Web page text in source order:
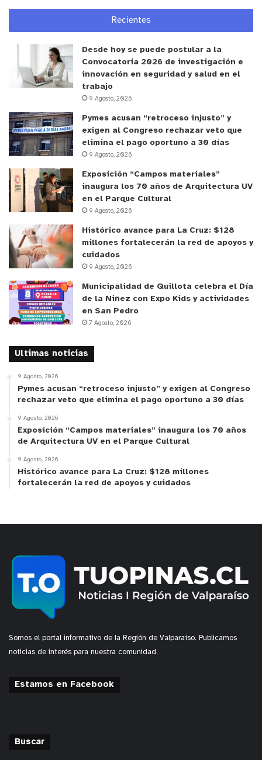
Recientes
Desde hoy se puede postular a la
Convocatoria 2026 de investigación e
innovación en seguridad y salud en el
trabajo
9 Agosto, 2026
Pymes acusan “retroceso injusto” y
exigen al Congreso rechazar veto que
elimina el pago oportuno a 30 días
9 Agosto, 2026
Exposición “Campos materiales”
inaugura los 70 años de Arquitectura UV
en el Parque Cultural
9 Agosto, 2026
Histórico avance para La Cruz: $128
millones fortalecerán la red de apoyos y
cuidados
9 Agosto, 2026
Municipalidad de Quillota celebra el Día
de la Niñez con Expo Kids y actividades
en San Pedro
7 Agosto, 2026
Ultimas noticias
9 Agosto, 2026
Pymes acusan “retroceso injusto” y exigen al Congreso
rechazar veto que elimina el pago oportuno a 30 días
9 Agosto, 2026
Exposición “Campos materiales” inaugura los 70 años
de Arquitectura UV en el Parque Cultural
9 Agosto, 2026
Histórico avance para La Cruz: $128 millones
fortalecerán la red de apoyos y cuidados
Somos el portal informativo de la Región de Valparaíso. Publicamos
noticias de interés para nuestra comunidad.
Estamos en Facebook
Buscar